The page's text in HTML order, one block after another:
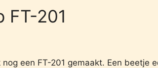
FT-201
een FT-201 gemaakt. Een beetje